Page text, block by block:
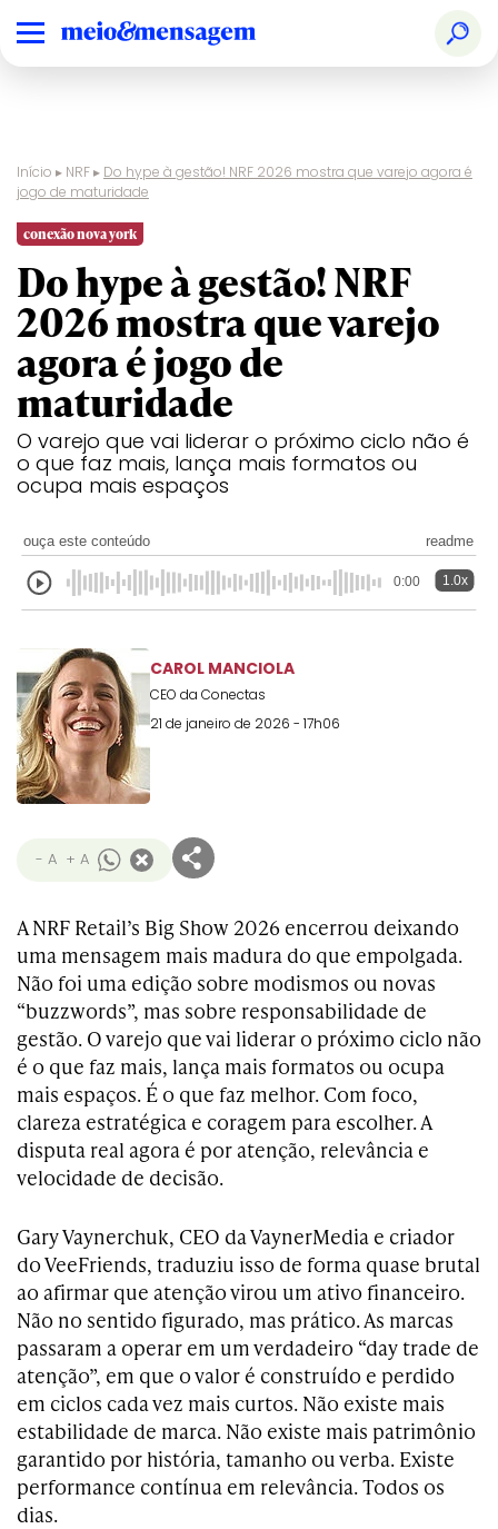
Início ▸ NRF▸ Do hype à gestão! NRF 2026 mostra que varejo agora é
jogo de maturidade
conexão nova york
Do hype à gestão! NRF
2026 mostra que varejo
agora é jogo de
maturidade
O varejo que vai liderar o próximo ciclo não é
o que faz mais, lança mais formatos ou
ocupa mais espaços
ouça este conteúdo readme
0:00 1.0x
CAROL MANCIOLA
CEO da Conectas
21 de janeiro de 2026 - 17h06
- A + A
A NRF Retail’s Big Show 2026 encerrou deixando
uma mensagem mais madura do que empolgada.
Não foi uma edição sobre modismos ou novas
“buzzwords”, mas sobre responsabilidade de
gestão. O varejo que vai liderar o próximo ciclo não
é o que faz mais, lança mais formatos ou ocupa
mais espaços. É o que faz melhor. Com foco,
clareza estratégica e coragem para escolher. A
disputa real agora é por atenção, relevância e
velocidade de decisão.
Gary Vaynerchuk, CEO da VaynerMedia e criador
do VeeFriends, traduziu isso de forma quase brutal
ao afirmar que atenção virou um ativo financeiro.
Não no sentido figurado, mas prático. As marcas
passaram a operar em um verdadeiro “day trade de
atenção”, em que o valor é construído e perdido
em ciclos cada vez mais curtos. Não existe mais
estabilidade de marca. Não existe mais patrimônio
garantido por história, tamanho ou verba. Existe
performance contínua em relevância. Todos os
dias.